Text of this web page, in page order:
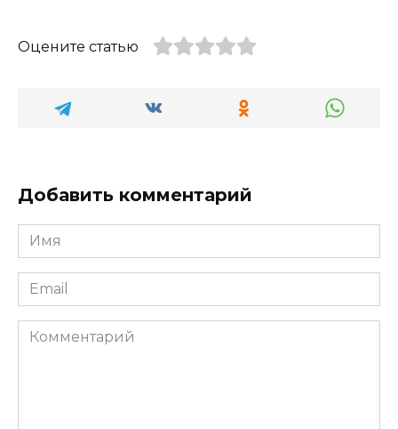
Оцените статью
Добавить комментарий
Имя
*
Email
*
Комментарий